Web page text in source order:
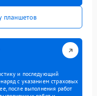
планшетов
и последующий
с указанием страховых
после выполнения работ